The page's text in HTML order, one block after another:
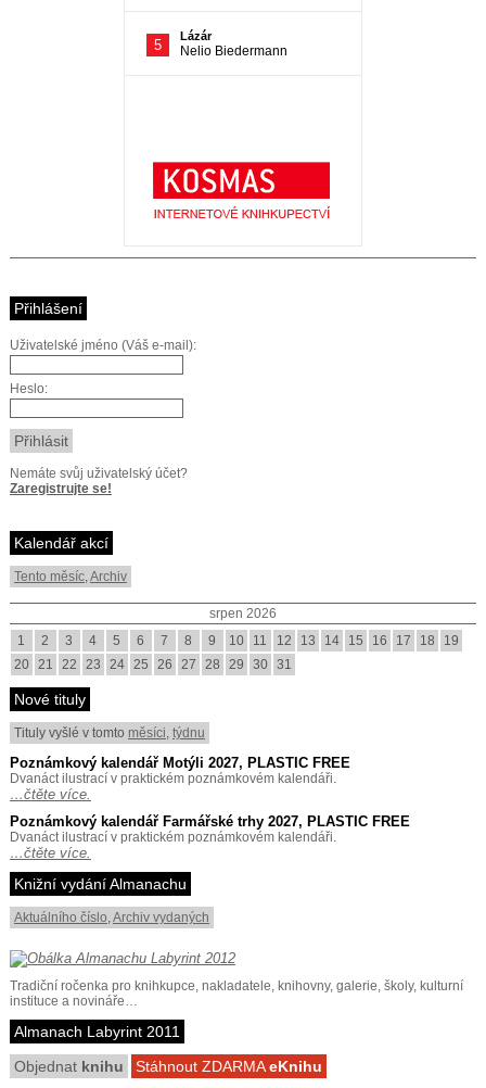
Přihlášení
Uživatelské jméno (Váš e-mail):
Heslo:
Nemáte svůj uživatelský účet?
Zaregistrujte se!
Kalendář akcí
Tento měsíc,Archiv
srpen 2026
1
2 3 4 5 6 7 8 9 10 11 12 13 14 15 16 17 18
19
20 21 22 23 24 25 26 27 28 29 30 31
Nové tituly
Tituly vyšlé v tomto měsíci, týdnu
Poznámkový kalendář Motýli 2027, PLASTIC FREE
Dvanáct ilustrací v praktickém poznámkovém kalendáři.
…čtěte více.
Poznámkový kalendář Farmářské trhy 2027, PLASTIC FREE
Dvanáct ilustrací v praktickém poznámkovém kalendáři.
…čtěte více.
Knižní vydání Almanachu
Aktuálního číslo,Archiv vydaných
Tradiční ročenka pro knihkupce, nakladatele, knihovny, galerie, školy, kulturní
instituce a novináře…
Almanach Labyrint 2011
Objednat knihu Stáhnout ZDARMAeKnihu